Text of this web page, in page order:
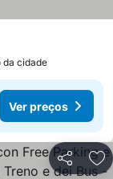
da cidade
Ver preços
Partilhar